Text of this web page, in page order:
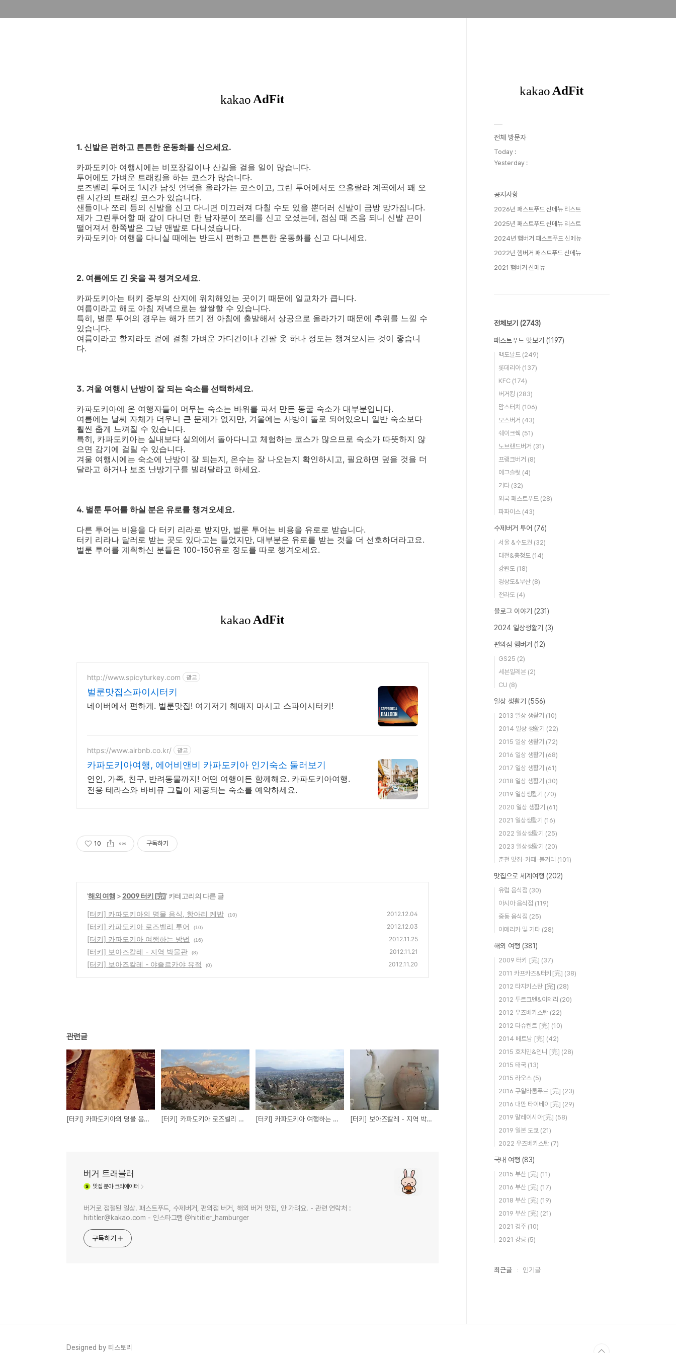
1. 신발은 편하고 튼튼한 운동화를 신으세요.
카파도키아 여행시에는 비포장길이나 산길을 걸을 일이 많습니다.
투어에도 가벼운 트래킹을 하는 코스가 많습니다.
로즈벨리 투어도 1시간 남짓 언덕을 올라가는 코스이고, 그린 투어에서도 으흘랄라 계곡에서 꽤 오
랜 시간의 트래킹 코스가 있습니다.
샌들이나 쪼리 등의 신발을 신고 다니면 미끄러져 다칠 수도 있을 뿐더러 신발이 금방 망가집니다.
제가 그린투어할 때 같이 다니던 한 남자분이 쪼리를 신고 오셨는데, 점심 때 즈음 되니 신발 끈이
떨어져서 한쪽발은 그냥 맨발로 다니셨습니다.
카파도키아 여행을 다니실 때에는 반드시 편하고 튼튼한 운동화를 신고 다니세요.
2. 여름에도 긴 옷을 꼭 챙겨오세요.
카파도키아는 터키 중부의 산지에 위치해있는 곳이기 때문에 일교차가 큽니다.
여름이라고 해도 아침 저녁으로는 쌀쌀할 수 있습니다.
특히, 벌룬 투어의 경우는 해가 뜨기 전 아침에 출발해서 상공으로 올라가기 때문에 추위를 느낄 수
있습니다.
여름이라고 할지라도 겉에 걸칠 가벼운 가디건이나 긴팔 옷 하나 정도는 챙겨오시는 것이 좋습니
다.
3. 겨울 여행시 난방이 잘 되는 숙소를 선택하세요.
카파도키아에 온 여행자들이 머무는 숙소는 바위를 파서 만든 동굴 숙소가 대부분입니다.
여름에는 날씨 자체가 더우니 큰 문제가 없지만, 겨울에는 사방이 돌로 되어있으니 일반 숙소보다
훨씬 춥게 느껴질 수 있습니다.
특히, 카파도키아는 실내보다 실외에서 돌아다니고 체험하는 코스가 많으므로 숙소가 따뜻하지 않
으면 감기에 걸릴 수 있습니다.
겨울 여행시에는 숙소에 난방이 잘 되는지, 온수는 잘 나오는지 확인하시고, 필요하면 덮을 것을 더
달라고 하거나 보조 난방기구를 빌려달라고 하세요.
4. 벌룬 투어를 하실 분은 유로를 챙겨오세요.
다른 투어는 비용을 다 터키 리라로 받지만, 벌룬 투어는 비용을 유로로 받습니다.
터키 리라나 달러로 받는 곳도 있다고는 들었지만, 대부분은 유로를 받는 것을 더 선호하더라고요.
벌룬 투어를 계획하신 분들은 100-150유로 정도를 따로 챙겨오세요.
http://www.spicyturkey.com 광고
벌룬맛집스파이시터키
네이버에서 편하게. 벌룬맛집! 여기저기 헤매지 마시고 스파이시터키!
https://www.airbnb.co.kr/ 광고
카파도키아여행, 에어비앤비 카파도키아 인기숙소 둘러보기
연인, 가족, 친구, 반려동물까지! 어떤 여행이든 함께해요. 카파도키아여행.
전용 테라스와 바비큐 그릴이 제공되는 숙소를 예약하세요.
10 구독하기
'해외 여행 >2009 터키 [完]' 카테고리의 다른 글
[터키] 카파도키아의 명물 음식, 항아리 케밥 (10) 2012.12.04
[터키] 카파도키아 로즈벨리 투어 (10) 2012.12.03
[터키] 카파도키아 여행하는 방법 (16) 2012.11.25
[터키] 보아즈칼레 - 지역 박물관 (8) 2012.11.21
[터키] 보아즈칼레 - 야즐르카야 유적 (0) 2012.11.20
관련글
[터키] 카파도키아의 명물 음식, 항아리 케밥 [터키] 카파도키아 로즈벨리 투어 [터키] 카파도키아 여행하는 방법 [터키] 보아즈칼레 - 지역 박물관
버거 트래블러
맛집 분야 크리에이터
버거로 점철된 일상. 패스트푸드, 수제버거, 편의점 버거, 해외 버거 맛집, 안 가려요. - 관련 연락처 :
hititler@kakao.com - 인스타그램 @hititler_hamburger
구독하기
전체 방문자
Today :
Yesterday :
공지사항
2026년 패스트푸드 신메뉴 리스트
2025년 패스트푸드 신메뉴 리스트
2024년 햄버거 패스트푸드 신메뉴
2022년 햄버거 패스트푸드 신메뉴
2021 햄버거 신메뉴
전체보기 (2743)
패스트푸드 맛보기 (1197)
맥도날드 (249)
롯데리아 (137)
KFC (174)
버거킹 (283)
맘스터치 (106)
모스버거 (43)
쉐이크쉑 (51)
노브랜드버거 (31)
프랭크버거 (8)
에그슬럿 (4)
기타 (32)
외국 패스트푸드 (28)
파파이스 (43)
수제버거 투어 (76)
서울 &수도권 (32)
대전&충청도 (14)
강원도 (18)
경상도&부산 (8)
전라도 (4)
블로그 이야기 (231)
2024 일상생활기 (3)
편의점 햄버거 (12)
GS25 (2)
세븐일레븐 (2)
CU (8)
일상 생활기 (556)
2013 일상 생활기 (10)
2014 일상 생활기 (22)
2015 일상 생활기 (72)
2016 일상 생활기 (68)
2017 일상 생활기 (61)
2018 일상 생활기 (30)
2019 일상생활기 (70)
2020 일상 생활기 (61)
2021 일상생활기 (16)
2022 일상생활기 (25)
2023 일상생활기 (20)
춘천 맛집-카페-볼거리 (101)
맛집으로 세계여행 (202)
유럽 음식점 (30)
아시아 음식점 (119)
중동 음식점 (25)
아메리카 및 기타 (28)
해외 여행 (381)
2009 터키 [完] (37)
2011 카프카즈&터키[完] (38)
2012 타지키스탄 [完] (28)
2012 투르크멘&아제리 (20)
2012 우즈베키스탄 (22)
2012 타슈켄트 [完] (10)
2014 베트남 [完] (42)
2015 호치민&인니 [完] (28)
2015 태국 (13)
2015 라오스 (5)
2016 쿠알라룸푸르 [完] (23)
2016 대만 타이베이[完] (29)
2019 말레이시아[完] (58)
2019 일본 도쿄 (21)
2022 우즈베키스탄 (7)
국내 여행 (83)
2015 부산 [完] (11)
2016 부산 [完] (17)
2018 부산 [完] (19)
2019 부산 [完] (21)
2021 경주 (10)
2021 강릉 (5)
최근글 인기글
Designed by 티스토리